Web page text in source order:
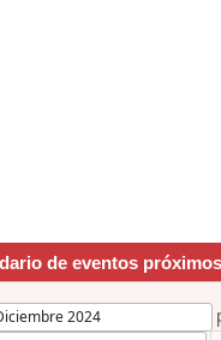
de eventos próximos